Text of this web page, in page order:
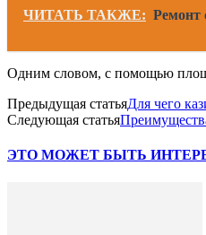
ЧИТАТЬ ТАКЖЕ:
Одним словом, с помощью
Предыдущая статьяДля чего
Следующая статья
ЭТО МОЖЕТ БЫТЬ